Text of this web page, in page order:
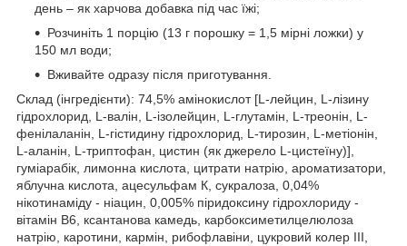
день – як харчова добавка під час їжі;
Розчиніть 1 порцію (13 г порошку = 1,5 мірні ложки) у
150 мл води;
Вживайте одразу після приготування.
Склад (інгредієнти): 74,5% амінокислот [L-лейцин, L-лізину
гідрохлорид, L-валін, L-ізолейцин, L-глутамін, L-треонін, L-
фенілаланін, L-гістидину гідрохлорид, L-тирозин, L-метіонін,
L-аланін, L-триптофан, цистин (як джерело L-цистеїну)],
гуміарабік, лимонна кислота, цитрати натрію, ароматизатори,
яблучна кислота, ацесульфам К, сукралоза, 0,04%
нікотинаміду - ніацин, 0,005% піридоксину гідрохлориду -
вітамін B6, ксантанова камедь, карбоксиметилцелюлоза
натрію, каротини, кармін, рибофлавіни, цукровий колер III,